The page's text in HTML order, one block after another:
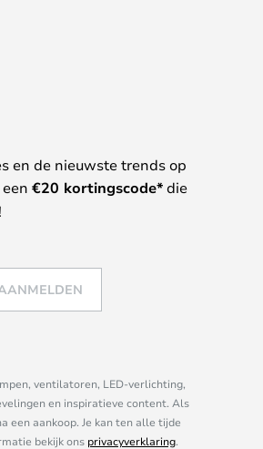
en de nieuwste trends op
€20 kortingscode*die
ventilatoren, LED-verlichting,
en inspiratieve content. Als
een aankoop. Je kan ten alle tijde
bekijk ons privacyverklaring.